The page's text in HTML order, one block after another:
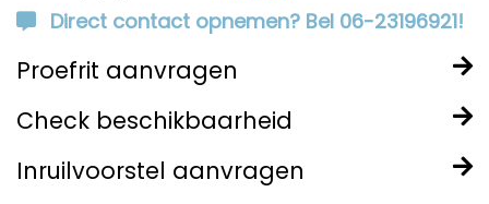
Direct contact opnemen? Bel 06-23196921!
Proefrit aanvragen
Check beschikbaarheid
Inruilvoorstel aanvragen